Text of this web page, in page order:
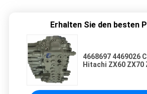
Erhalten Sie den besten
4668697 4469026
Hitachi ZX60 ZX70